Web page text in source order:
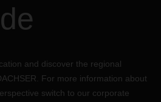
and discover the regional
For more information about
switch to our corporate